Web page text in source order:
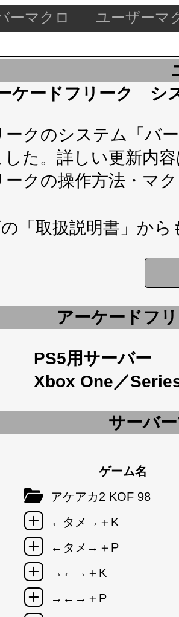
ーマクロ ユーザーマ
ケードフリーク シ
ークのシステム「バ
た。詳しい更新内容
クの操作方法・マ
「取扱説明書」 から
アーケードフ
PS5用サーバー
Xbox One／
サーバ
ゲーム名
アケアカ2 KOF 98
←タメ→＋K
←タメ→＋P
→←→＋K
→←→＋P